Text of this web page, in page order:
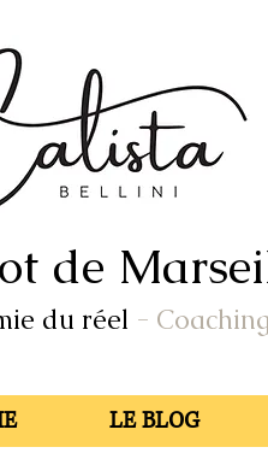
de
du réel - Coaching
LE BLOG